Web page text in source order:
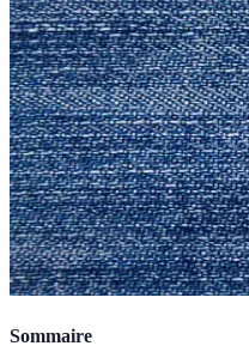
Sommaire